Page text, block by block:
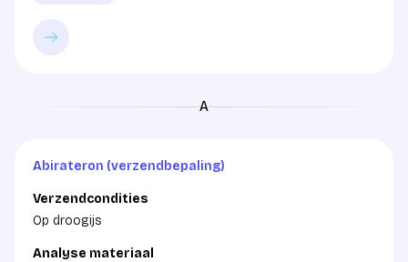
A
Abirateron (verzendbepaling)
Verzendcondities
Op droogijs
Analyse materiaal